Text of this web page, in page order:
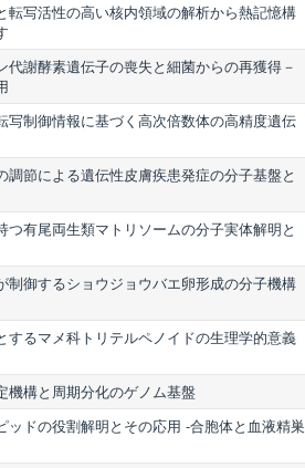
転写活性の高い核内領域の解析から熱記憶構
代謝酵素遺伝子の喪失と細菌からの再獲得－
写制御情報に基づく高次倍数体の高精度遺伝
調節による遺伝性皮膚疾患発症の分子基盤と
つ有尾両生類マトリソームの分子実体解明と
制御するショウジョウバエ卵形成の分子機構
するマメ科トリテルペノイドの生理学的意義
機構と周期分化のゲノム基盤
ッドの役割解明とその応用 -合胞体と血液精巣